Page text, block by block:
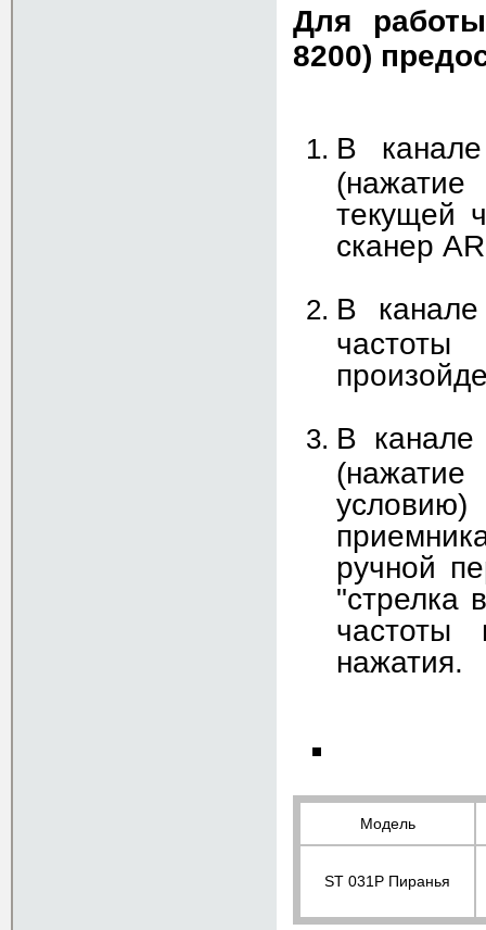
Для
8200)
В
текущей
сканер
В канале
частоты
В канале
ручной
"стрелка
частоты
нажатия.
Модель
ST 031P Пиранья